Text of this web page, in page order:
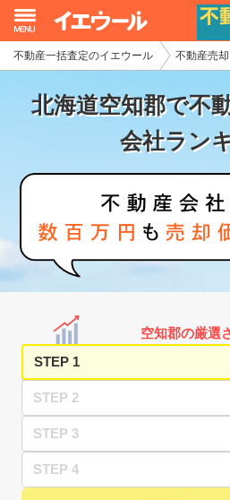
不動産一括査定のイエウール 不動産売
北海道空知郡で不
会社ラン
空知郡の厳選
STEP 1
STEP 2
STEP 3
STEP 4
イエウール加盟希望の不動産会社
初めての方へ
不動産の売却・一括査定
家査定シミュレーター
お問い合わせ